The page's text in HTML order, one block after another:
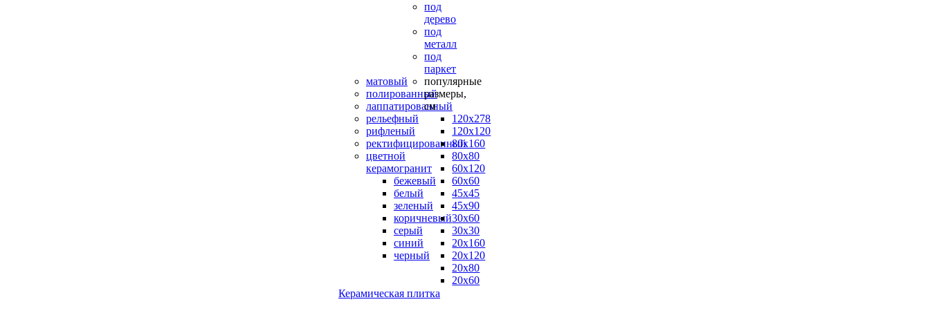
под
дерево
под
металл
под
паркет
матовый
полированный
лаппатированный
рельефный
рифленый
ректифицированный
цветной
керамогранит
бежевый
белый
зеленый
коричневый
серый
синий
черный
популярные
размеры,
см
120х278
120х120
80х160
80х80
60х120
60х60
45х45
45х90
30х60
30х30
20х160
20х120
20х80
20х60
Керамическая плитка